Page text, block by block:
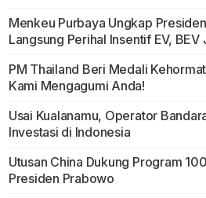
Menkeu Purbaya Ungkap
Langsung Perihal Insentif EV, BEV
PM Thailand Beri Medali
Kami Mengagumi Anda!
Usai Kualanamu, Operator
Investasi di Indonesia
Utusan China Dukung Program
Presiden Prabowo